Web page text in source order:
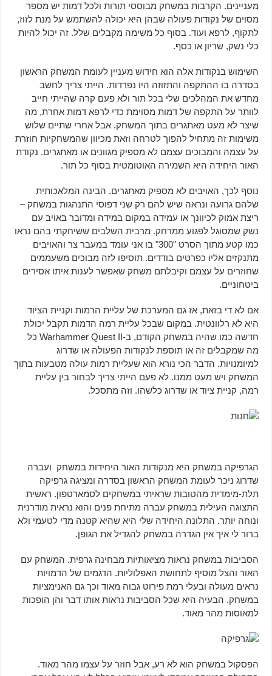
מעניינים. הקרבות במשחק מבוססי תורות ולכל דמות יש מספר
מסוים של נקודות פעולה שבהן היא יכולה להשתמש על מנת לזוז,
לתקוף, לרפא ועוד. בסוף כל משימה מקבלים שלל. זה יכול להיות
כלי נשק, שריון או כסף.
השימוש בנקודות אלה הוא חידוש מעניין לעומת המשחק הראשון
בסדרה בו ההתקפה והתזוזה היו נפרדות. הייתי צריך לחשב
מחדש את המהלכים שלי בכל תור ולא פעם קרה שהייתי חייב
לוותר על התקפה של דמות מסוימת כדי לרפא דמות אחרת, מה
שיצר לא מעט מאתגרים בתוך המשחק. אבל אחרי שתיים שלוש
משימות זה מתחיל להפוך לטרחה וזאת מכיוון שהמשחקיות חוזרת
על עצמה והמבוכים עצמם לא מספיק מגוונים או מאתגרים. נקודת
האור היחידה היא השמירה האוטומטית בסוף כל תור.
נוסף לכך, האויבים לא מספיק מאתגרים. הבינה המלאכותית
שלהם גרועה ונראה שיש להם רק שני דפוסי התנהגות במשחק –
ריצת אמוק לכיוונך או עמידה במקום במידה ומדובר באויב עם
נשק שמסוגל לפגוע ממרחק. מרבית השלבים ששיחקתי בהם נראו
כמו קטע מתוך הסרט "300" בו אני עומד במעבר צר והאויבים
מתנקזים אליו כפרטים בודדים. תוסיפו לזה מבוכים משעממים
שחוזרים על עצמם וקיבלתם משחק שאפשר לענות איתו אסירים
ביטחוניים.
אם לא די בזאת, אז גם המערכת של עליית הרמות וקניית הציוד
היא לא רלוונטית. במקום שבכל עליית רמה הדמות תקבל יכולת
חדשה כמו שהיה במשחק הקודם, ב-Warhammer Quest II כל
מה שמקבלים זה או תוספת לנקודות הפעולה או שדרוג
למיומנויות. הדבר הכי נורא הוא שעליית רמות עולה מטבעות בתוך
המשחק ויש מעט ממנו. לא פעם הייתי צריך לבחור בין עליית
רמה, קניית ציוד או שדרוג כלשהו. וזה מתסכל.
הגרפיקה במשחק היא מנקודות האור היחידות במשחק ועברה
שדרוג ניכר לעומת המשחק הראשון בסדרה ומציגה גרפיקה
תלת-מימדית מהטובות שראיתי במשחקים לסמארטפון. ראשית
התצוגה העילית במשחק עברה מתיחת פנים והוא נראית מודרנית
ונוחה יותר. התלונה היחידה שלי היא שהיא קטנה מדי לטעמי ולא
ברור לי איך אין הגדרה במשחק להגדיל את הגופן.
הסביבות במשחק נראות מציאותיות מבחינה גרפית. המשחק עם
האור והצל מוסיף לתחושת האפלוליות. הדגמים של הדמויות
נראים מעולה ובעלי רמת פירוט גבוה מאוד וכך גם האנימציות
במשחק. הבעיה היא שכל הסביבות נראות אותו דבר והן הופכות
למאוסות מהר מאוד.
הפסקול במשחק הוא לא רע, אבל חוזר על עצמו מהר מאוד.